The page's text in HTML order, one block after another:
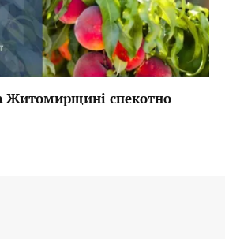
Житомирщині спекотно